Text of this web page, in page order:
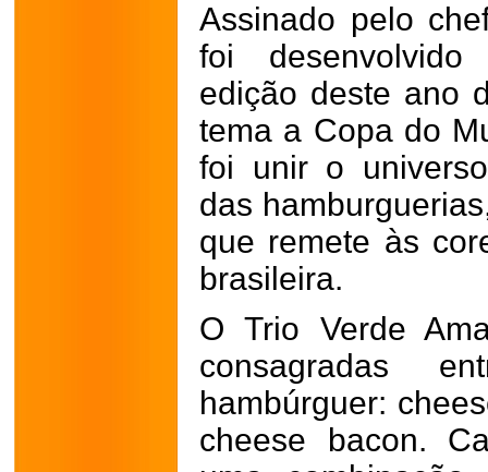
Assinado pelo
foi
edição deste ano
tema a Copa do
foi unir o
das
que remete às
brasileira.
O Trio Verde
consagradas
hambúrguer:
cheese bacon.